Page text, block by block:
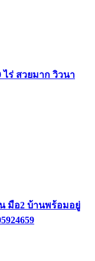
ร่ สวยมาก วิวนา
มือ2 บ้านพร้อมอยู่